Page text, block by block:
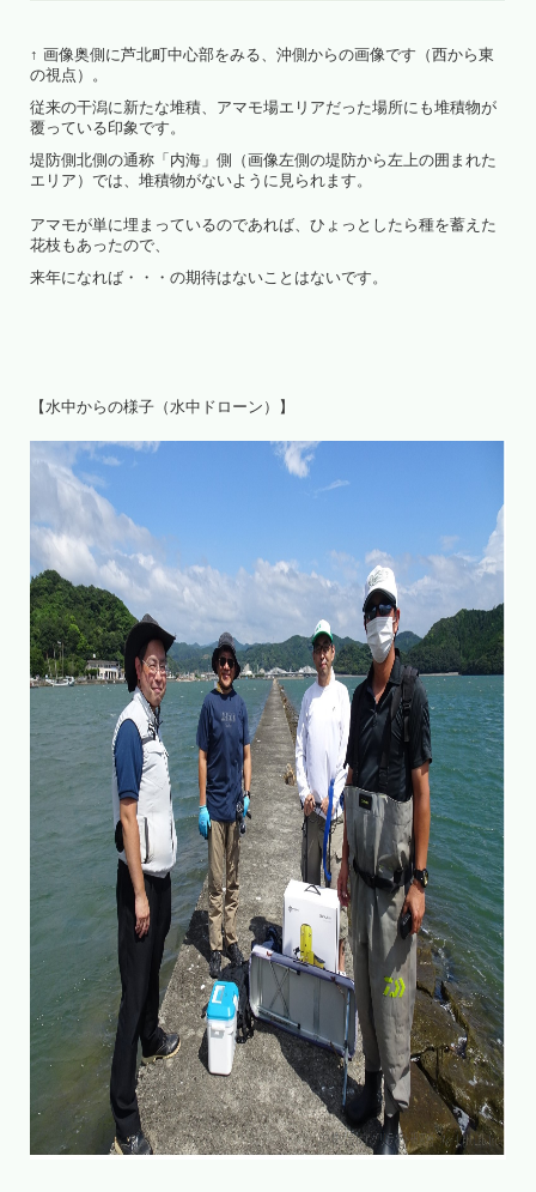
↑ 画像奥側に芦北町中心部をみる、沖側からの画像です（西から東
の視点）。
従来の干潟に新たな堆積、アマモ場エリアだった場所にも堆積物が
覆っている印象です。
堤防側北側の通称「内海」側（画像左側の堤防から左上の囲まれた
エリア）では、堆積物がないように見られます。
アマモが単に埋まっているのであれば、ひょっとしたら種を蓄えた
花枝もあったので、
来年になれば・・・の期待はないことはないです。
【水中からの様子（水中ドローン）】